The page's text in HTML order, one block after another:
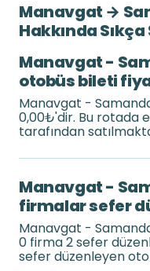
Manavgat →
Hakkında
Manavgat -
otobüs bileti
Manavgat -
0,00₺'dir. Bu rotada
tarafından
Manavgat -
firmalar sefer
Manavgat -
0 firma 2 sefer
sefer düzenleyen